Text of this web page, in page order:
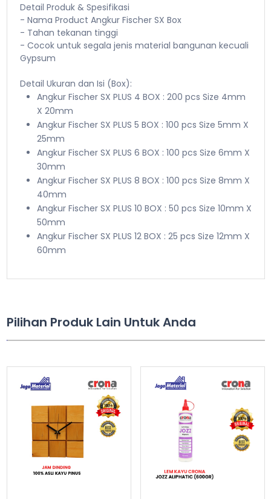
Detail Produk & Spesifikasi
- Nama Product Angkur Fischer SX Box
- Tahan tekanan tinggi
- Cocok untuk segala jenis material bangunan kecuali
Gypsum
Detail Ukuran dan Isi (Box):
Angkur Fischer SX PLUS 4 BOX : 200 pcs Size 4mm
X 20mm
Angkur Fischer SX PLUS 5 BOX : 100 pcs Size 5mm X
25mm
Angkur Fischer SX PLUS 6 BOX : 100 pcs Size 6mm X
30mm
Angkur Fischer SX PLUS 8 BOX : 100 pcs Size 8mm X
40mm
Angkur Fischer SX PLUS 10 BOX : 50 pcs Size 10mm X
50mm
Angkur Fischer SX PLUS 12 BOX : 25 pcs Size 12mm X
60mm
Pilihan Produk Lain Untuk Anda